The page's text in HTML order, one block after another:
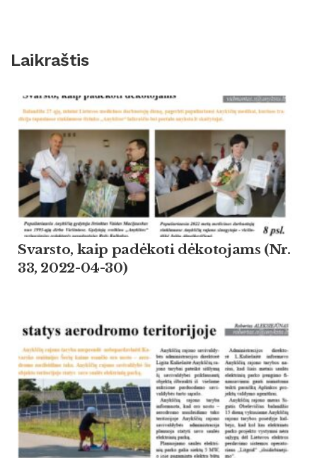
Laikraštis
Svarsto, kaip padėkoti dėkotojams (Nr.
33, 2022-04-30)